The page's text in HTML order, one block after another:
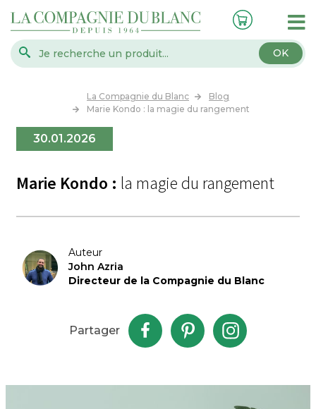
OK
La Compagnie du Blanc
Blog
Marie Kondo : la magie du rangement
30.01.2026
Marie Kondo : la magie du rangement
Auteur
John Azria
Directeur de la Compagnie du Blanc
Partager